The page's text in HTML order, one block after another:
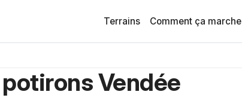
Terrains Comment ça marche
Vendée